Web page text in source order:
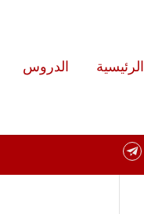
الرئيسية الدروس